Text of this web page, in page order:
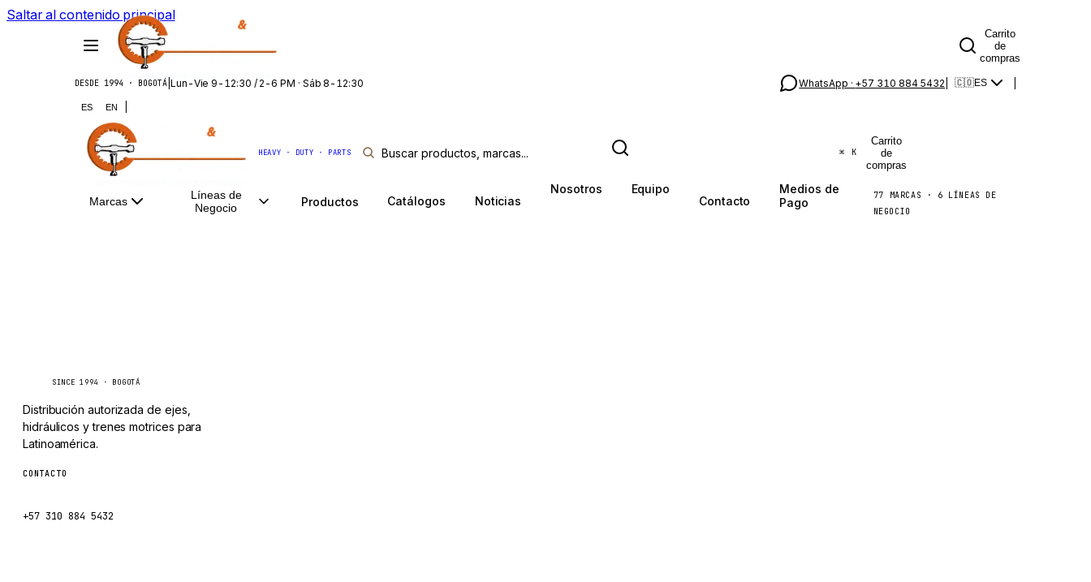
Saltar al contenido principal
Carrito
de
compras
DESDE 1994 · BOGOTÁ Lun-Vie 9-12:30 / 2-6 PM · Sáb 8-12:30 WhatsApp · +57 310 884 5432 🇨🇴ES
ES EN
HEAVY · DUTY · PARTS ⌘ K
Carrito
de
compras
Marcas
Líneas de
Negocio
Productos Catálogos Noticias
Nosotros
Equipo
Contacto
Medios de
Pago
77 MARCAS · 6
LÍNEAS DE
NEGOCIO
SINCE 1994 · BOGOTÁ
Distribución autorizada de ejes,
hidráulicos y trenes motrices para
Latinoamérica.
CONTACTO
+57 310 884 5432